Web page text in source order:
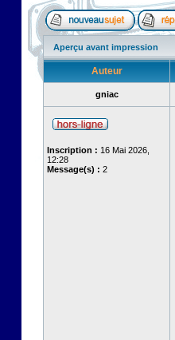
Aperçu avant impression
Auteur
gniac
Inscription : 16 Mai 2026,
12:28
Message(s) : 2